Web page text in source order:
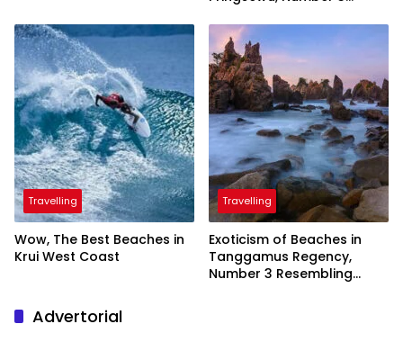
President
Travelling
Wow, The Best Beaches in
Krui West Coast
Travelling
Exoticism of Beaches in
Tanggamus Regency,
Number 3 Resembling
Advertorial